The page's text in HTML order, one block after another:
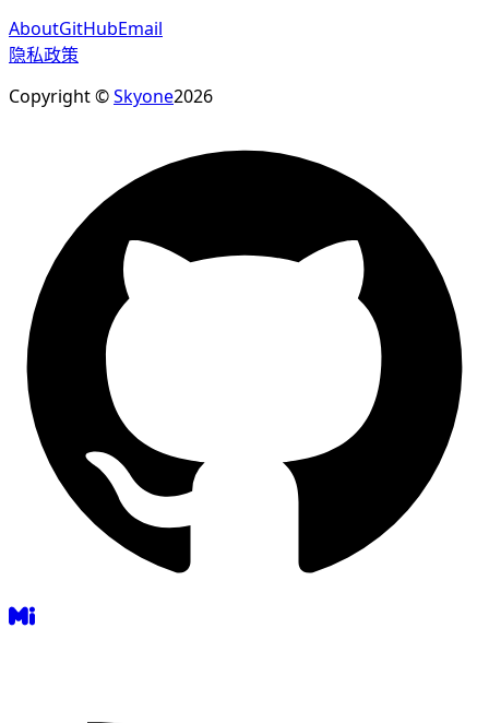
AboutGitHubEmail
隐私政策
Copyright ©Skyone2026